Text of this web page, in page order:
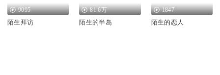
9095
陌生拜访
81.6万
陌生的半岛
1847
陌生的恋人